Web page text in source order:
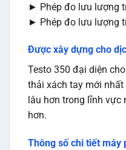
► Phép đo lưu lượng
► Phép đo lưu lượng
Được xây dựng cho
Testo 350 đại diện
thải xách tay mới
lâu hơn trong lĩnh
hơn.
Thông số chi tiết máy